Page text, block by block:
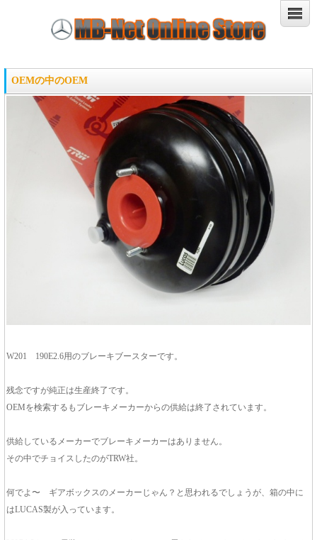
OEMの中のOEM
W201 190E2.6用のブレーキブースターです。
残念ですが純正は生産終了です。
OEMを検索するもブレーキメーカーからの供給は終了されています。
供給しているメーカーでブレーキメーカーはありません。
その中でチョイスしたのがTRW社。
何でよ〜 ギアボックスのメーカーじゃん？と思われるでしょうが、箱の中に
はLUCAS製が入っています。